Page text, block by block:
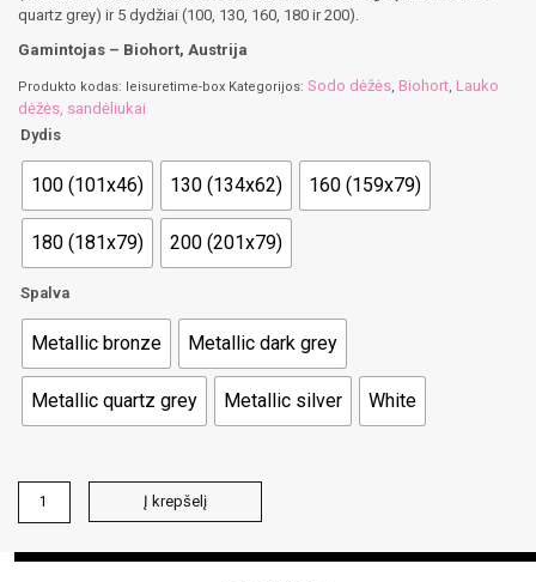
quartz grey) ir 5 dydžiai (100, 130, 160, 180 ir 200).
Gamintojas – Biohort, Austrija
Produkto kodas: leisuretime-box Kategorijos: Sodo dėžės, Biohort, Lauko
dėžės, sandėliukai
Dydis
100 (101x46) 130 (134x62) 160 (159x79)
180 (181x79) 200 (201x79)
Spalva
Metallic bronze Metallic dark grey
Metallic quartz grey Metallic silver White
kiekis:
BOX®
Į krepšelį